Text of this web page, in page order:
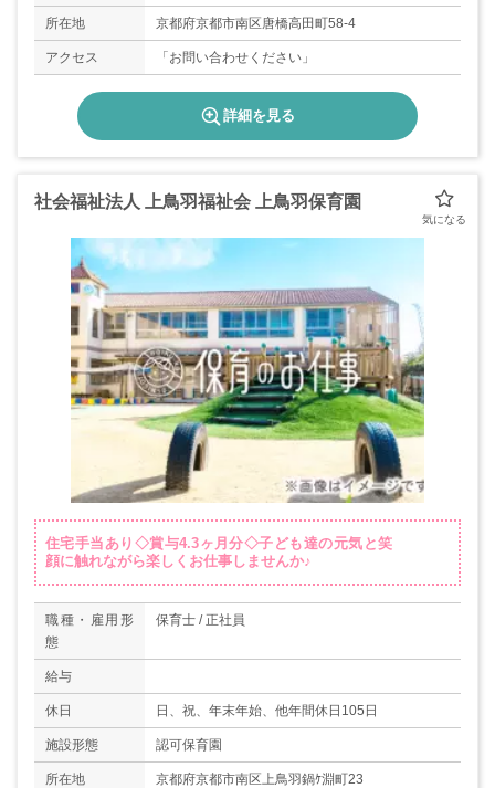
所在地 京都府京都市南区唐橋高田町58-4
アクセス 「お問い合わせください」
詳細を見る
社会福祉法人 上鳥羽福祉会 上鳥羽保育園
住宅手当あり◇賞与4.3ヶ月分◇子ども達の元気と笑
顔に触れながら楽しくお仕事しませんか♪
職種・雇用形
態
保育士 / 正社員
給与
休日 日、祝、年末年始、他年間休日105日
施設形態 認可保育園
所在地 京都府京都市南区上鳥羽鍋ｹ淵町23